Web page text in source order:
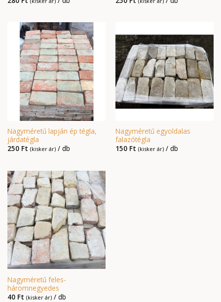
Nagyméretű lapján ép tégla,
járdatégla
250 Ft (kisker ár)/ db
Nagyméretű egyoldalas
falazótégla
150 Ft (kisker ár)/ db
Nagyméretű feles-
háromnegyedes
40 Ft (kisker ár)/ db